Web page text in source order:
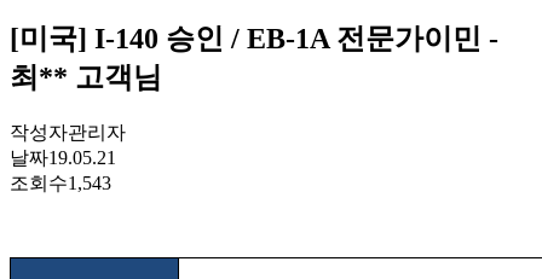
[미국] I-140 승인 / EB-1A 전문가이민 -
최** 고객님
작성자관리자
날짜19.05.21
조회수1,543